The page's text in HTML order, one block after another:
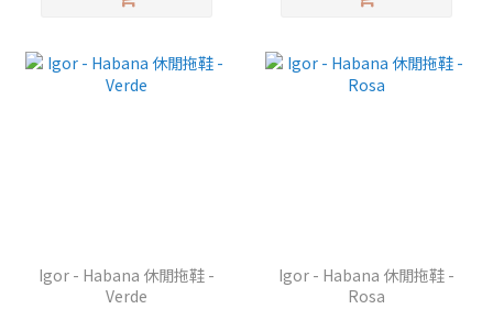
Igor - Habana 休閒拖鞋 -
Verde
Igor - Habana 休閒拖鞋 -
Rosa